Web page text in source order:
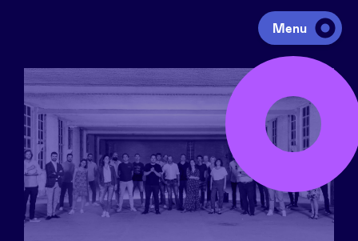
Menu
Investeren
Fondsen ophalen
Portfolio